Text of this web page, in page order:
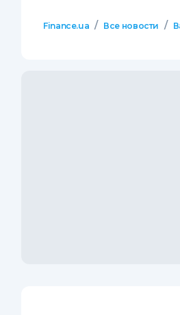
Finance.ua / Все новости /